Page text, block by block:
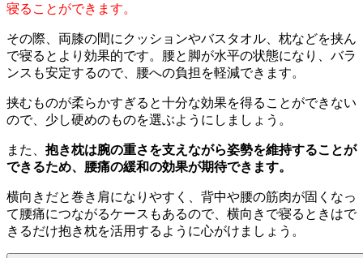
寝ることができます。
その際、両膝の間にクッションやバスタオル、枕などを挟ん
で寝るとより効果的です。腰と脚が水平の状態になり、バラ
ンスも安定するので、腰への負担を軽減できます。
挟むものが柔らかすぎると十分な効果を得ることができない
ので、少し硬めのものを選ぶようにしましょう。
また、 抱き枕は腕の重さを支えながら姿勢を維持することが
できるため、腰痛の緩和の効果が期待できます。
横向きだと巻き肩になりやすく、背中や腰の筋肉が固くなっ
て腰痛につながるケースもあるので、横向きで寝るときはで
きるだけ抱き枕を活用するように心がけましょう。